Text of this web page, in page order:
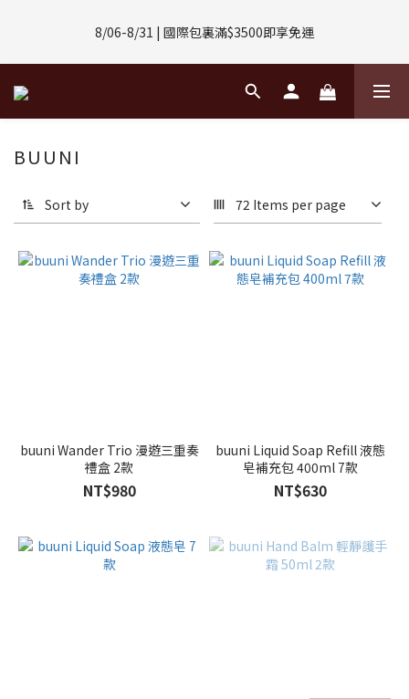
(數量有限售完不補)
8/06-8/31 | 國際包裏滿$3500即享免運
8/08-8/10 | 全館任選3件 贈 $188購物金
8/01-8/31 | 任選2件CUBOX正價商品 贈【威靈頓 / 波士頓墨鏡】
BUUNI
Sort by 72 Items per page
buuni Wander Trio 漫遊三重奏
禮盒 2款
NT$980
buuni Liquid Soap Refill 液態
皂補充包 400ml 7款
NT$630